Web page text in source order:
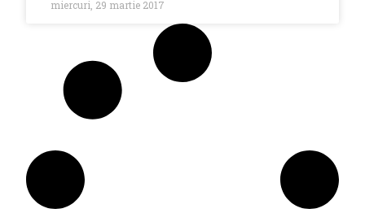
miercuri, 29 martie 2017